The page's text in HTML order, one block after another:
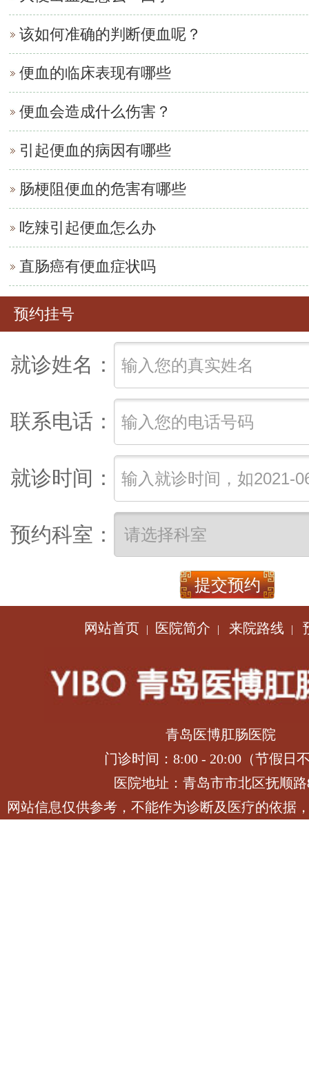
该如何准确的判断便血呢？
便血的临床表现有哪些
便血会造成什么伤害？
引起便血的病因有哪些
肠梗阻便血的危害有哪些
吃辣引起便血怎么办
直肠癌有便血症状吗
预约挂号
就诊姓名：
联系电话：
就诊时间：
预约科室：
网站首页 | 医院简介 | 来院路线 |
青岛医博肛肠医院
门诊时间：8:00 - 20:00（节假日
医院地址：青岛市市北区抚顺
网站信息仅供参考，不能作为诊断及医疗的依据